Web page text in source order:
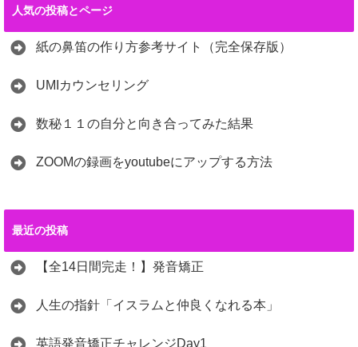
人気の投稿とページ
紙の鼻笛の作り方参考サイト（完全保存版）
UMIカウンセリング
数秘１１の自分と向き合ってみた結果
ZOOMの録画をyoutubeにアップする方法
最近の投稿
【全14日間完走！】発音矯正
人生の指針「イスラムと仲良くなれる本」
英語発音矯正チャレンジDay1